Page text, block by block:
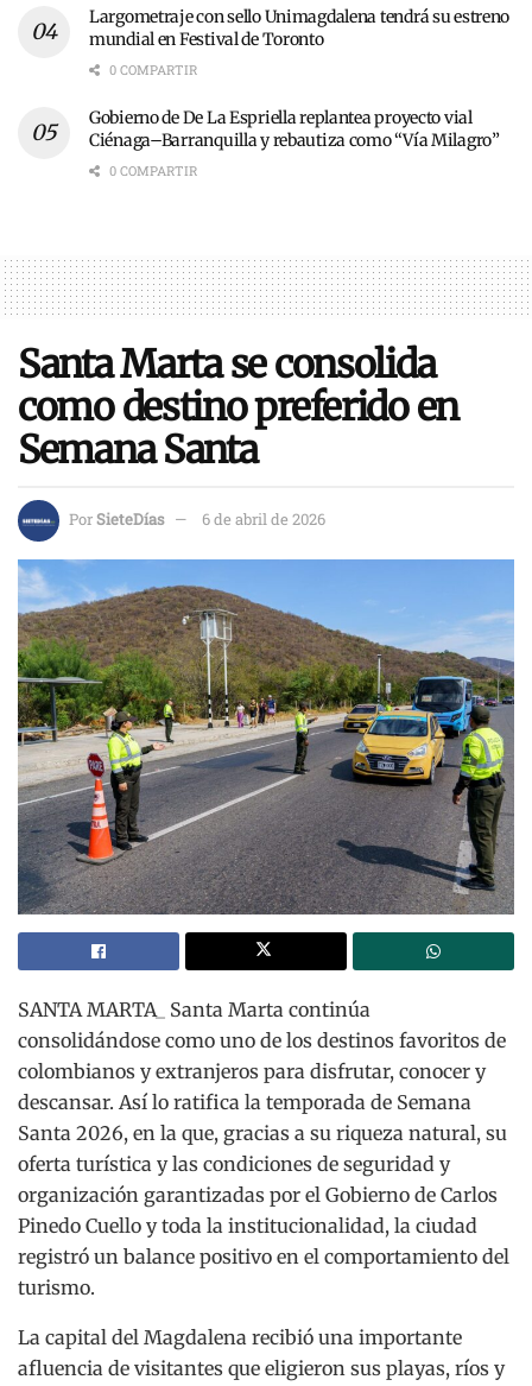
Largometraje con sello Unimagdalena tendrá su estreno
mundial en Festival de Toronto
0 COMPARTIR
Gobierno de De La Espriella replantea proyecto vial
Ciénaga–Barranquilla y rebautiza como “Vía Milagro”
0 COMPARTIR
Santa Marta se consolida
como destino preferido en
Semana Santa
PorSieteDías 6 de abril de 2026
SANTA MARTA_ Santa Marta continúa
consolidándose como uno de los destinos favoritos de
colombianos y extranjeros para disfrutar, conocer y
descansar. Así lo ratifica la temporada de Semana
Santa 2026, en la que, gracias a su riqueza natural, su
oferta turística y las condiciones de seguridad y
organización garantizadas por el Gobierno de Carlos
Pinedo Cuello y toda la institucionalidad, la ciudad
registró un balance positivo en el comportamiento del
turismo.
La capital del Magdalena recibió una importante
afluencia de visitantes que eligieron sus playas, ríos y